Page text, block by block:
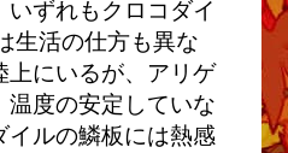
ずれもクロコダイ
生活の仕方も異な
上にいるが、アリゲ
温度の安定していな
イルの鱗板には熱感